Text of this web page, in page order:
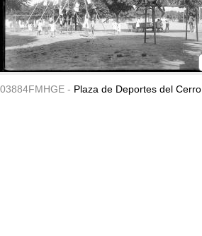
03884FMHGE - Plaza de Deportes del Cerro.